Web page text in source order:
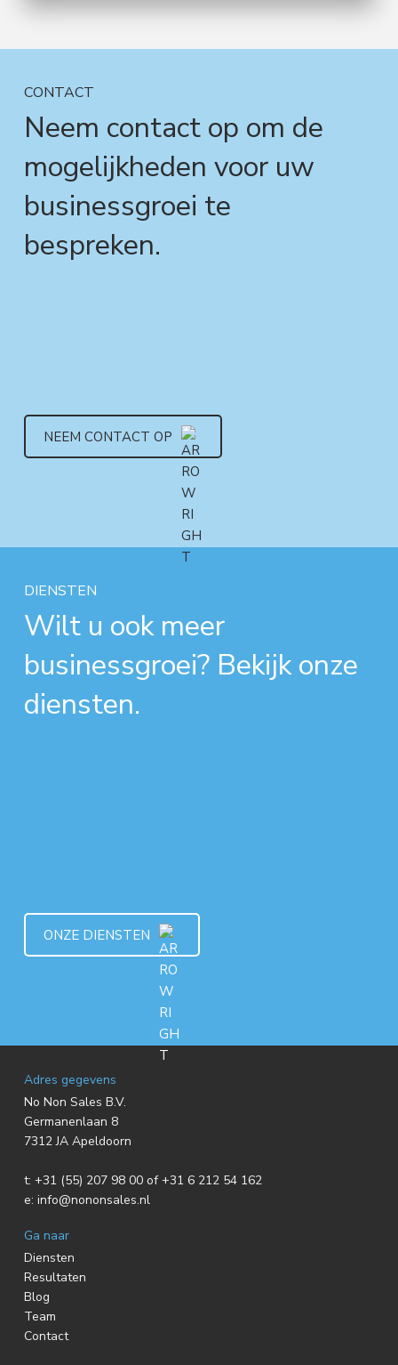
CONTACT
Neem contact op om de
mogelijkheden voor uw
businessgroei te
bespreken.
NEEM CONTACT OP
DIENSTEN
Wilt u ook meer
businessgroei? Bekijk onze
diensten.
ONZE DIENSTEN
F
o
o
t
e
r
Adres gegevens
No Non Sales B.V.
Germanenlaan 8
7312 JA Apeldoorn
t: +31 (55) 207 98 00 of +31 6 212 54 162
e: info@nononsales.nl
Ga naar
Diensten
Resultaten
Blog
Team
Contact